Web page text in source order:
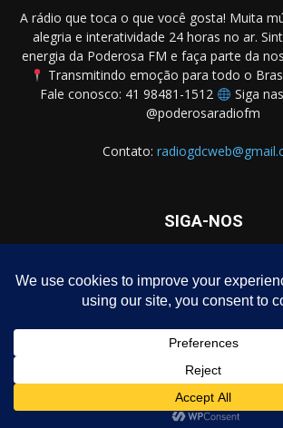
A rádio que toca o que você gosta! Muita
alegria e interatividade 24 horas no ar.
energia da Poderosa FM e faça parte da
Transmitindo emoção para todo o
Fale conosco: 41 98481-1512
Siga
@poderosaradiofm
Contato:
SIGA-NOS
Homepage – Download de Programa Grátis
Política de privacidade
© Rádio Poderosa FM – Todos os direitos